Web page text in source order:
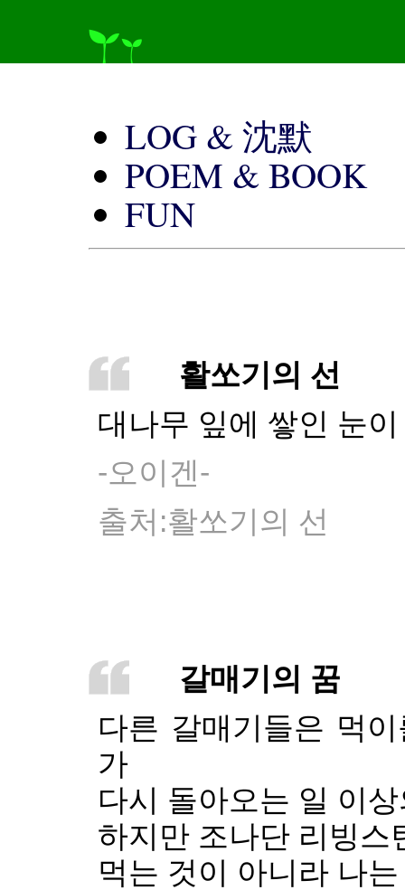
LOG & 沈默
POEM & BOOK
FUN
활쏘기의 선
대나무 잎에 쌓인 눈
-오이겐-
출처:활쏘기의 선
갈매기의 꿈
다른 갈매기들은 먹
가
다시 돌아오는 일 이
하지만 조나단 리빙스
먹는 것이 아니라 나